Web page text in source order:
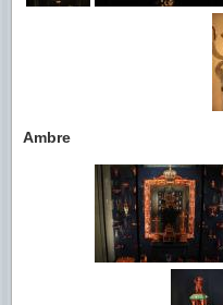
Ambre